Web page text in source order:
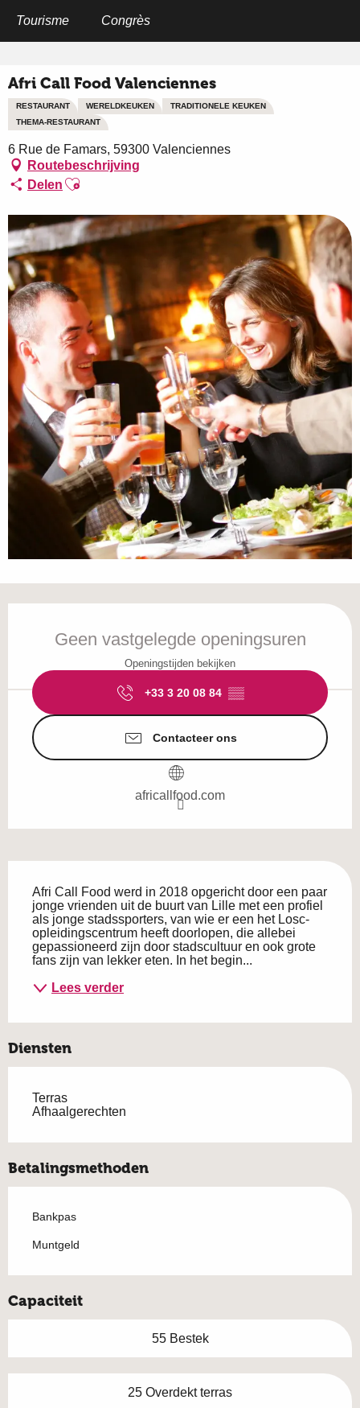
Tourisme Congrès
Afri Call Food Valenciennes
RESTAURANT WERELDKEUKEN
TRADITIONELE KEUKEN
THEMA-RESTAURANT
6 Rue de Famars, 59300 Valenciennes
Routebeschrijving
Delen Ajouter aux favoris
Geen vastgelegde openingsuren
Openingstijden bekijken
+33 3 20 08 84 ▒▒
Contacteer ons
africallfood.com
Afri Call Food werd in 2018 opgericht door een paar
jonge vrienden uit de buurt van Lille met een profiel
als jonge stadssporters, van wie er een het Losc-
opleidingscentrum heeft doorlopen, die allebei
gepassioneerd zijn door stadscultuur en ook grote
fans zijn van lekker eten. In het begin...
Lees verder
Diensten
Terras
Afhaalgerechten
Betalingsmethoden
Bankpas
Muntgeld
Capaciteit
55 Bestek
25 Overdekt terras